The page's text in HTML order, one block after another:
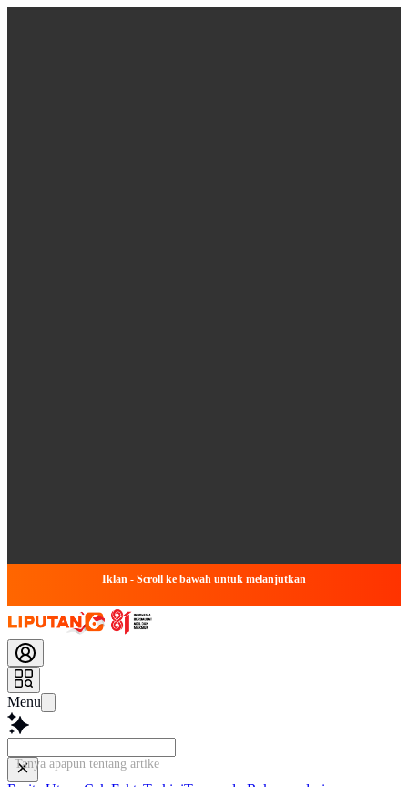
Iklan - Scroll ke bawah untuk melanjutkan
Menu
Tanya apapun tentang artikel ini...